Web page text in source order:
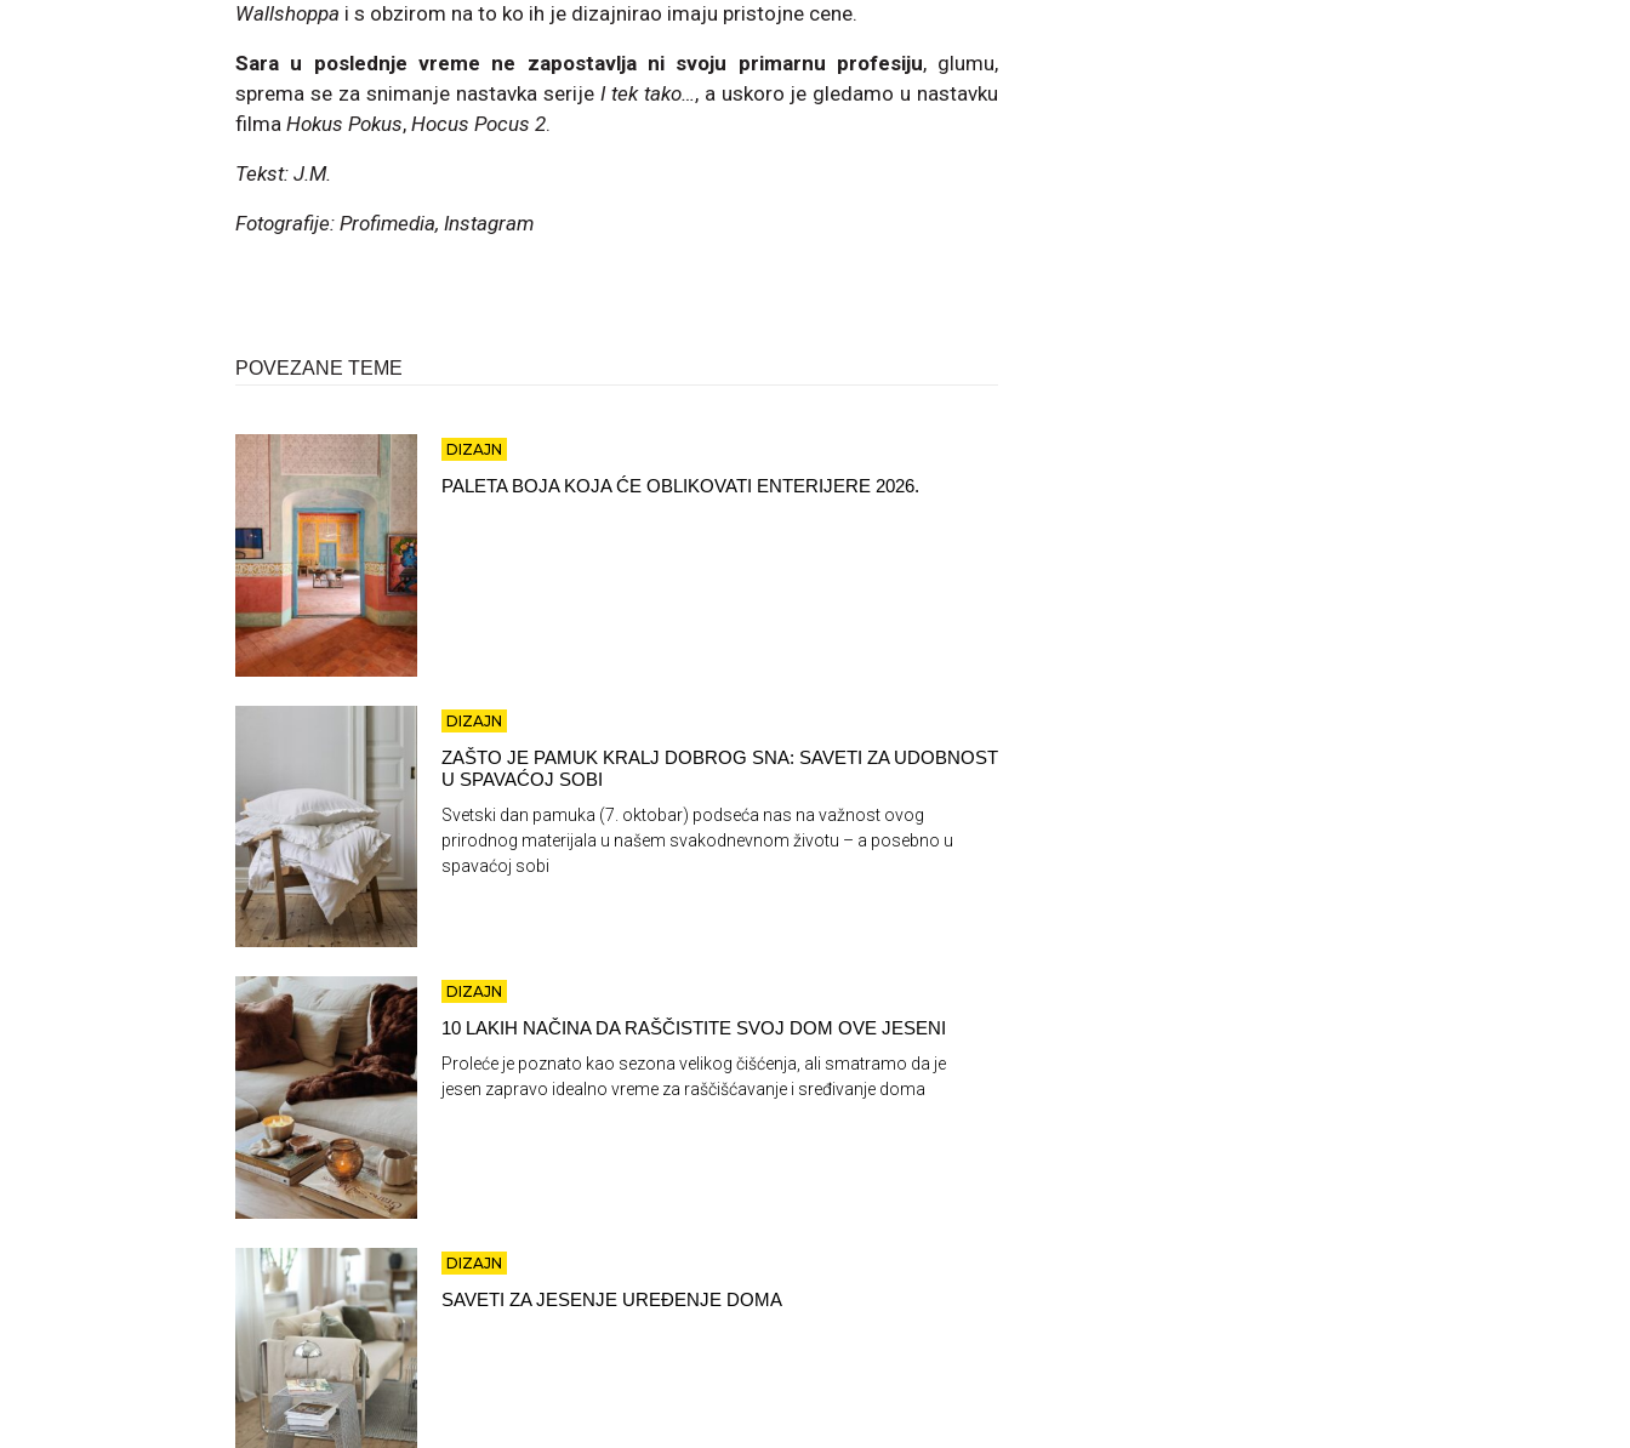
Wallshoppa i s obzirom na to ko ih je dizajnirao imaju pristojne cene.
Sara u poslednje vreme ne zapostavlja ni svoju primarnu profesiju, glumu,
sprema se za snimanje nastavka serijeI tek tako…, a uskoro je gledamo u nastavku
filma Hokus Pokus, Hocus Pocus 2.
Tekst: J.M.
Fotografije: Profimedia, Instagram
POVEZANE TEME
DIZAJN
PALETA BOJA KOJA ĆE OBLIKOVATI ENTERIJERE 2026.
DIZAJN
ZAŠTO JE PAMUK KRALJ DOBROG SNA: SAVETI ZA UDOBNOST
U SPAVAĆOJ SOBI
Svetski dan pamuka (7. oktobar) podseća nas na važnost ovog
prirodnog materijala u našem svakodnevnom životu – a posebno u
spavaćoj sobi
DIZAJN
10 LAKIH NAČINA DA RAŠČISTITE SVOJ DOM OVE JESENI
Proleće je poznato kao sezona velikog čišćenja, ali smatramo da je
jesen zapravo idealno vreme za raščišćavanje i sređivanje doma
DIZAJN
SAVETI ZA JESENJE UREĐENJE DOMA